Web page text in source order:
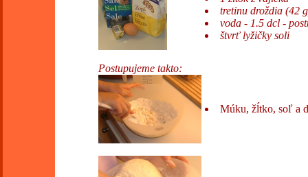
tretinu droždia (42
voda - 1.5 dcl -
štvrť lyžičky soli
Postupujeme takto:
Múku, žĺtko, soľ a